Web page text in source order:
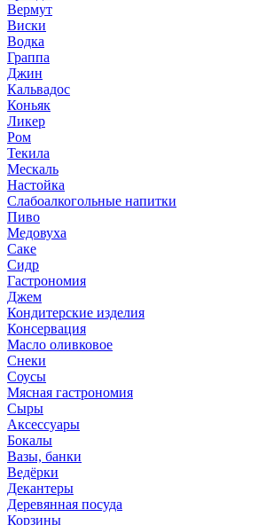
Вермут
Виски
Водка
Граппа
Джин
Кальвадос
Коньяк
Ликер
Ром
Текила
Мескаль
Настойка
Слабоалкогольные напитки
Пиво
Медовуха
Саке
Сидр
Гастрономия
Джем
Кондитерские изделия
Консервация
Масло оливковое
Снеки
Соусы
Мясная гастрономия
Сыры
Аксессуары
Бокалы
Вазы, банки
Ведёрки
Декантеры
Деревянная посуда
Корзины